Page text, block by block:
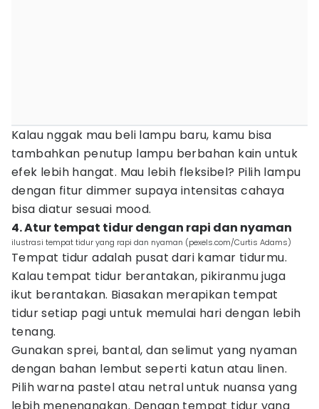
Kalau nggak mau beli lampu baru, kamu bisa
tambahkan penutup lampu berbahan kain untuk
efek lebih hangat. Mau lebih fleksibel? Pilih lampu
dengan fitur dimmer supaya intensitas cahaya
bisa diatur sesuai mood.
4. Atur tempat tidur dengan rapi dan nyaman
ilustrasi tempat tidur yang rapi dan nyaman (pexels.com/Curtis Adams)
Tempat tidur adalah pusat dari kamar tidurmu.
Kalau tempat tidur berantakan, pikiranmu juga
ikut berantakan. Biasakan merapikan tempat
tidur setiap pagi untuk memulai hari dengan lebih
tenang.
Gunakan sprei, bantal, dan selimut yang nyaman
dengan bahan lembut seperti katun atau linen.
Pilih warna pastel atau netral untuk nuansa yang